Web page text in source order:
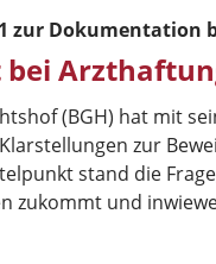
zur
bei
(BGH) hat mit
zur
stand die
zukommt und